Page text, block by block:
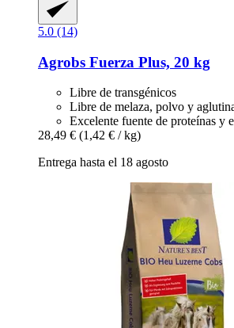
5.0 (14)
Agrobs Fuerza Plus, 20 kg
Libre de transgénicos
Libre de melaza, polvo y
Excelente fuente de proteínas y
28,49 € (1,42 € / kg)
Entrega hasta el 18 agosto